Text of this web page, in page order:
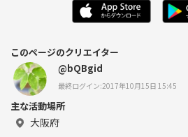
このページのクリエイター
@bQBgid
最終ログイン:2017年10月15日 15:45
主な活動場所
大阪府